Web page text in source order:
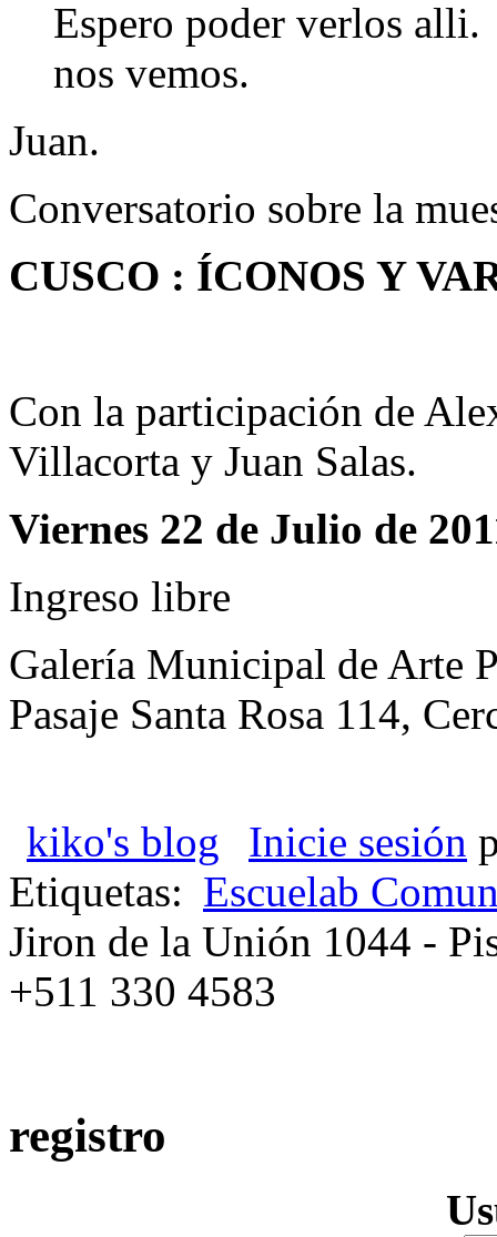
Espero poder verlos alli.
nos vemos.
Juan.
Conversatorio sobre la
CUSCO : ÍCONOS Y
Con la participación de
Villacorta y Juan Salas.
Viernes 22 de Julio de
Ingreso libre
Galería Municipal de Arte
Pasaje Santa Rosa 114,
kiko's blog Inicie sesión
Etiquetas: Escuelab
Jiron de la Unión 1044 -
+511 330 4583
registro